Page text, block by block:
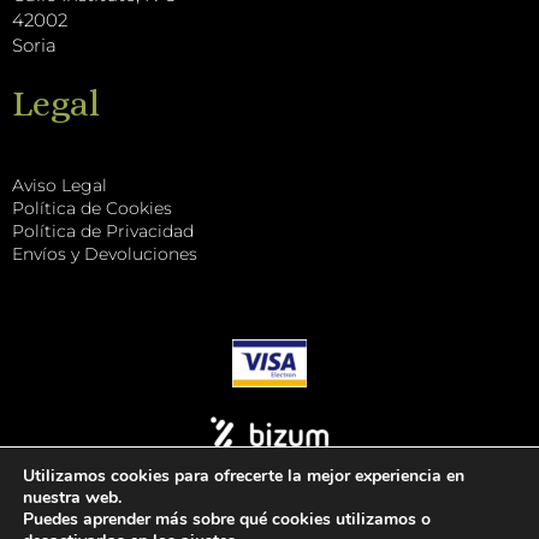
42002
Soria
Legal
Aviso Legal
Política de Cookies
Política de Privacidad
Envíos y Devoluciones
Utilizamos cookies para ofrecerte la mejor experiencia en
nuestra web.
Puedes aprender más sobre qué cookies utilizamos o